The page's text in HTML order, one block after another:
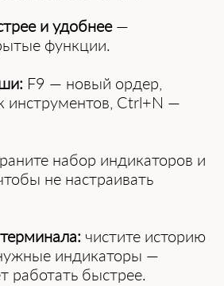
и удобнее—
функции.
F9 — новый ордер,
инструментов, Ctrl+N —
набор индикаторов и
не настраивать
чистите историю
индикаторы —
работать быстрее.